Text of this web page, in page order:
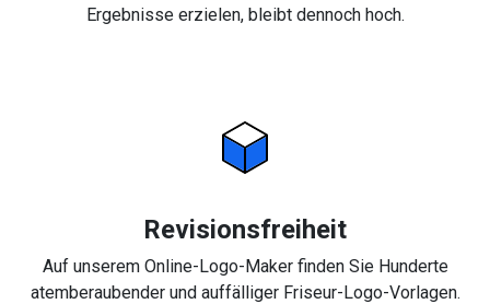
Ergebnisse erzielen, bleibt dennoch hoch.
Revisionsfreiheit
Auf unserem Online-Logo-Maker finden Sie Hunderte
atemberaubender und auffälliger Friseur-Logo-Vorlagen.